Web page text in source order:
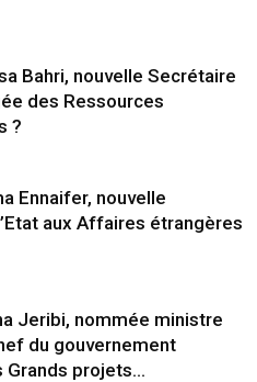
Bahri, nouvelle Secrétaire
des Ressources
?
Ennaifer, nouvelle
aux Affaires étrangères
Jeribi, nommée ministre
du gouvernement
Grands projets...